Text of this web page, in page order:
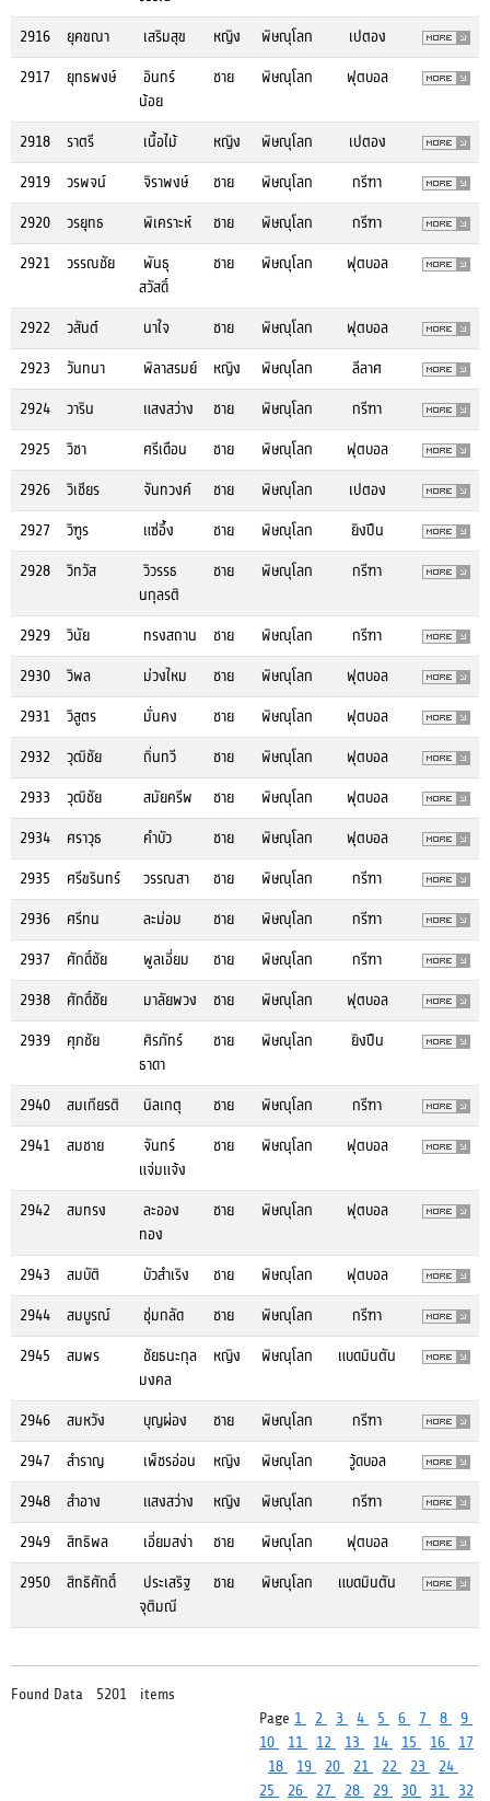
2916 ยุคขณา เสริมสุข หญิง พิษณุโลก
เปตอง
2917
ยุทธพงษ์
อินทร์
น้อย
ชาย พิษณุโลก ฟุตบอล
2918 ราตรี เนื้อไม้ หญิง พิษณุโลก
เปตอง
2919
วรพจน์ จิราพงษ์ ชาย พิษณุโลก
กรีฑา
2920
วรยุทธ พิเคราะห์ ชาย พิษณุโลก
กรีฑา
2921
วรรณชัย
พันธุ
สวัสดิ์
ชาย พิษณุโลก ฟุตบอล
2922 วสันต์ นาใจ ชาย พิษณุโลก
ฟุตบอล
2923
วันทนา พิลาสรมย์ หญิง พิษณุโลก
ลีลาศ
2924
วาริน แสงสว่าง ชาย พิษณุโลก
กรีฑา
2925
วิชา ศรีเดือน ชาย พิษณุโลก
ฟุตบอล
2926
วิเชียร จันทวงค์ ชาย พิษณุโลก
เปตอง
2927
วิฑูร แซ่อึ้ง ชาย พิษณุโลก
ยิงปืน
2928
วิทวัส
วิวรรธ
นกุลรติ
ชาย พิษณุโลก กรีฑา
2929 วินัย ทรงสถาน ชาย พิษณุโลก
กรีฑา
2930
วิพล ม่วงใหม ชาย พิษณุโลก
ฟุตบอล
2931
วิสูตร มั่นคง ชาย พิษณุโลก
ฟุตบอล
2932
วุฒิชัย ถิ่นทวี ชาย พิษณุโลก
ฟุตบอล
2933
วุฒิชัย สมัยครีพ ชาย พิษณุโลก
ฟุตบอล
2934
ศราวุธ คำบัว ชาย พิษณุโลก
ฟุตบอล
2935
ศรีขรินทร์ วรรณสา ชาย พิษณุโลก
กรีฑา
2936
ศรีทน ละม่อม ชาย พิษณุโลก
กรีฑา
2937
ศักดิ์ชัย พูลเอี่ยม ชาย พิษณุโลก
กรีฑา
2938
ศักดิ์ชัย มาลัยพวง ชาย พิษณุโลก
ฟุตบอล
2939
ศุภชัย
ศิรภัทร์
ธาดา
ชาย พิษณุโลก ยิงปืน
2940 สมเกียรติ นิลเกตุ ชาย พิษณุโลก
กรีฑา
2941
สมชาย
จันทร์
แจ่มแจ้ง
ชาย พิษณุโลก ฟุตบอล
2942 สมทรง
ละออง
ทอง
ชาย พิษณุโลก ฟุตบอล
2943 สมบัติ บัวสำเริง ชาย พิษณุโลก
ฟุตบอล
2944
สมบูรณ์ ชุ่มกลัด ชาย พิษณุโลก
กรีฑา
2945
สมพร
ชัยธนะกุล
มงคล
หญิง พิษณุโลก แบดมินตัน
2946 สมหวัง บุญผ่อง ชาย พิษณุโลก
กรีฑา
2947
สำราญ เพ็ชรอ่อน หญิง พิษณุโลก
วู้ดบอล
2948
สำอาง แสงสว่าง หญิง พิษณุโลก
กรีฑา
2949
สิทธิพล เอี่ยมสง่า ชาย พิษณุโลก
ฟุตบอล
2950
สิทธิศักดิ์
ประเสริฐ
จุติมณี
ชาย พิษณุโลก แบดมินตัน
Found Data 5201 items
Page 1 2 3 4 5 6 7 8 9
10
11 12 13 14 15 16
17
18
19 20 21 22 23
24
25
26 27 28 29 30 31 32